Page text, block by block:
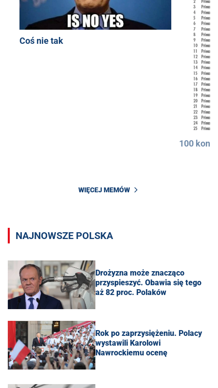
Coś nie tak
100
WIĘCEJ MEMÓW
NAJNOWSZE POLSKA
Drożyzna może znacząco
przyspieszyć. Obawia się tego
aż 82 proc. Polaków
Rok po zaprzysiężeniu. Polacy
wystawili Karolowi
Nawrockiemu ocenę